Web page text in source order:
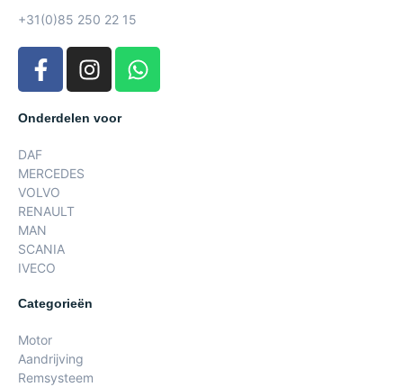
+31(0)85 250 22 15
Onderdelen voor
DAF
MERCEDES
VOLVO
RENAULT
MAN
SCANIA
IVECO
Categorieën
Motor
Aandrijving
Remsysteem